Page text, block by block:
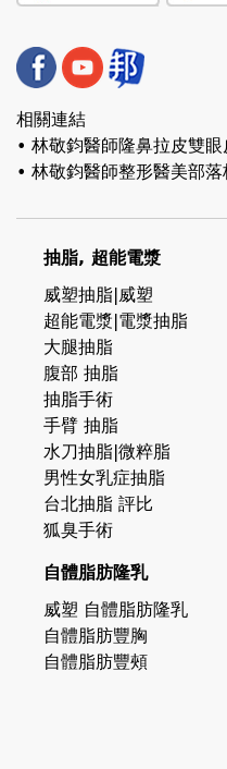
相關連結
• 林敬鈞醫師隆鼻拉皮雙
• 林敬鈞醫師整形醫美部落
抽脂, 超能電漿
威塑抽脂|威塑
超能電漿|電漿抽脂
大腿抽脂
腹部 抽脂
抽脂手術
手臂 抽脂
水刀抽脂|微粹脂
男性女乳症抽脂
台北抽脂 評比
狐臭手術
自體脂肪隆乳
威塑 自體脂肪隆乳
自體脂肪豐胸
自體脂肪豐頰